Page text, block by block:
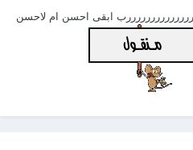
ابقى احسن ام لاحسن